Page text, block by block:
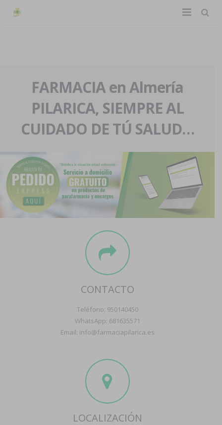
La farmacia
Nuestra historia
Nuestro equipo
Eventos
Servicios y reservas
Pedidos express
Blog
Contacto
Boletín
FARMACIA en Almería
PILARICA, SIEMPRE AL
CUIDADO DE TÚ SALUD…
CONTACTO
Teléfono: 950140450
WhatsApp: 681635571
Email: info@farmaciapilarica.es
LOCALIZACIÓN